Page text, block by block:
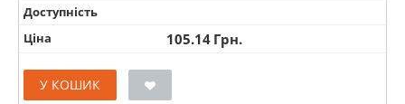
Доступність
Ціна
105.14 Грн.
У КОШИК